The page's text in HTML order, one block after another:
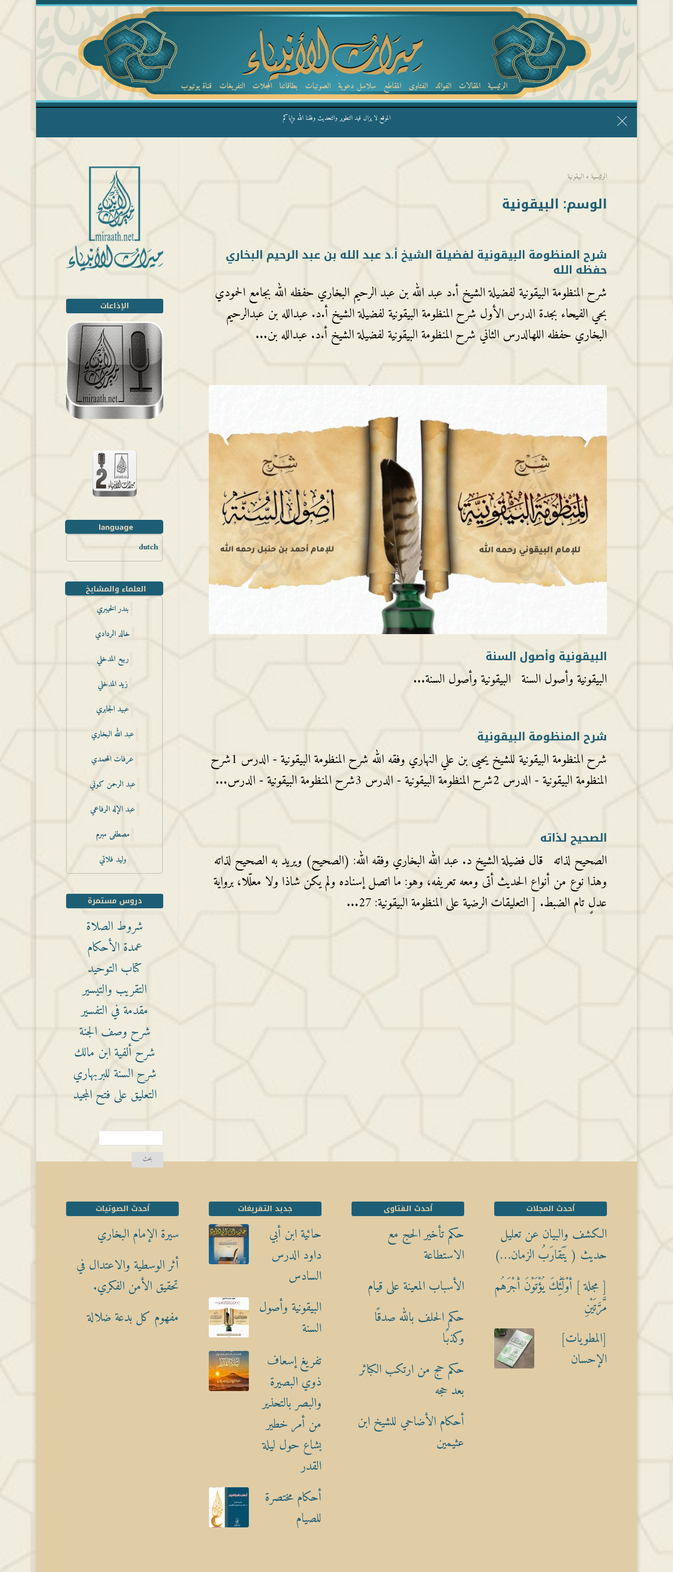
الرئيسية المقالات الفوائد الفتاوى المقاطع سلاسل دعوية الصوتيات بطاقاتنا المجلات التفريغات قناة يوتيوب
الموقع لا يزال قيد التطوير والتحديث وفقنا الله وإياكم
الرئيسية » البيقونية
الوسم: البيقونية
شرح المنظومة البيقونية لفضيلة الشيخ أ.د عبد الله بن عبد الرحيم البخاري
حفظه الله
شرح المنظومة البيقونية لفضيلة الشيخ أ.د عبد الله بن عبد الرحيم البخاري حفظه الله بجامع الحمودي
بحي الفيحاء بجدة الدرس الأول شرح المنظومة البيقونية لفضيلة الشيخ أ.د. عبدالله بن عبدالرحيم
البخاري حفظه اللهالدرس الثاني شرح المنظومة البيقونية لفضيلة الشيخ أ.د. عبدالله بن...
البيقونية وأصول السنة
البيقونية وأصول السنة البيقونية وأصول السنة...
شرح المنظومة البيقونية
شرح المنظومة البيقونية للشيخ يحيى بن علي النهاري وفقه الله شرح المنظومة البيقونية - الدرس 1شرح
المنظومة البيقونية - الدرس 2شرح المنظومة البيقونية - الدرس 3شرح المنظومة البيقونية - الدرس...
الصحيح لذاته
الصحيح لذاته قال فضيلة الشيخ د. عبد الله البخاري وفقه الله: (الصحيح) ويريد به الصحيح لذاته
وهذا نوع من أنواع الحديث أتى ومعه تعريفه، وهو: ما اتصل إسناده ولم يكن شاذا ولا معلّلا، برواية
عدلٍ تام الضبط. [ التعليقات الرضية على المنظومة البيقونية: 27...
الإذاعات
language
dutch
العلماء والمشايخ
بندر الخيبري
خالد الردادي
ربيع المدخلي
زيد المدخلي
عبيد الجابري
عبد الله البخاري
عرفات المحمدي
عبد الرحمن كوني
عبد الإله الرفاعي
مصطفى مبرم
وليد فلاتي
دروس مستمرة
شروط الصلاة
عمدة الأحكام
كتاب التوحيد
التقريب والتيسير
مقدمة في التفسير
شرح وصف الجنة
شرح ألفية ابن مالك
شرح السنة للبربهاري
التعليق على فتح المجيد
أحدث المجلات
الكشف والبيان عن تعليل
حديث ( يَتَقارَبُ الزمان…)
[ مجلة ] أُوْلَٰٓئِكَ يُؤْتَوْنَ أَجْرَهُم
مَّرَّتَيْنِ
[المطويات]
الإحسان
أحدث الفتاوى
حكم تأخير الحج مع
الاستطاعة
الأسباب المعينة على قيام
حكم الحلف بالله صدقًا
وكذبًا
حكم حج من ارتكب الكبائر
بعد حجه
أحكام الأضاحي للشيخ ابن
عثيمين
جديد التفريغات
حائية ابن أبي
داود الدرس
السادس
البيقونية وأصول
السنة
تفريغ إسعاف
ذوي البصيرة
والبصر بالتحذير
من أمر خطير
يشاع حول ليلة
القدر
أحكام مختصرة
للصيام
أحدث الصوتيات
سيرة الإمام البخاري
أثر الوسطية والاعتدال في
تحقيق الأمن الفكري.
مفهوم كل بدعة ضلالة